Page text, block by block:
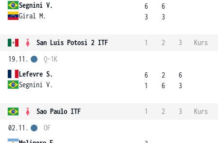
Segnini V.
Giral M.
6
3
6
3
San Luis Potosi 2 ITF 1 2 3
Kurs
19.11.
Lefevre S.
Segnini V.
Q-1K
6
1
2
6
6
3
Sao Paulo ITF 1 2 3
Kurs
02.11.
OF